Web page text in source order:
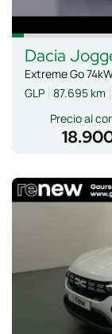
Dacia
Extreme Go
GLP 87.695 km
Precio al